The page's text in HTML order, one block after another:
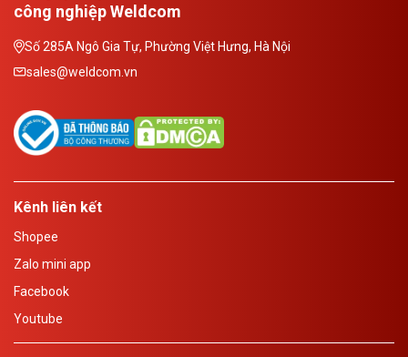
công nghiệp Weldcom
Số 285A Ngô Gia Tự, Phường Việt Hưng, Hà Nội
sales@weldcom.vn
Kênh liên kết
Shopee
Zalo mini app
Facebook
Youtube